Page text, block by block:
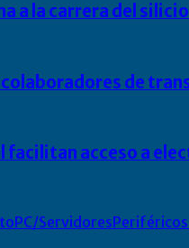
a la carrera del
colaboradores de
facilitan acceso a
PC/ServidoresPeriféricos